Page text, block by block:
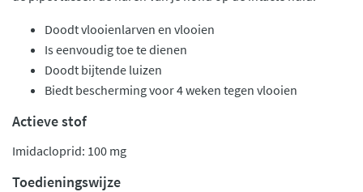
Doodt vlooienlarven en vlooien
Is eenvoudig toe te dienen
Doodt bijtende luizen
Biedt bescherming voor 4 weken tegen vlooien
Actieve stof
Imidacloprid: 100 mg
Toedieningswijze